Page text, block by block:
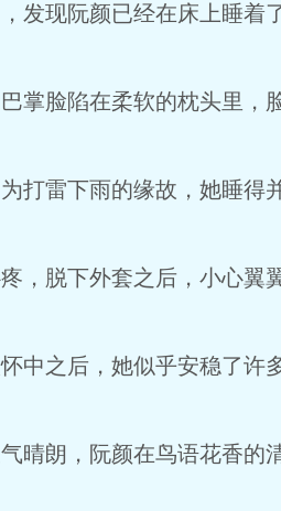
发现阮颜已经在床上睡着了
掌脸陷在柔软的枕头里，
打雷下雨的缘故，她睡得
，脱下外套之后，小心翼
中之后，她似乎安稳了许
晴朗，阮颜在鸟语花香的